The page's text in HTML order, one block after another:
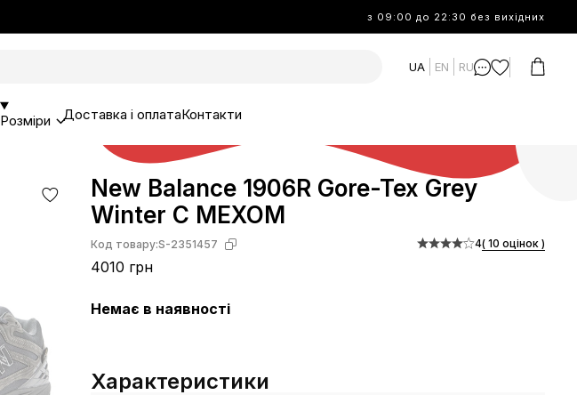
з 09:00 до 22:30 без вихідних
UA EN RU
Розміри Доставка і оплатаКонтакти
New Balance 1906R Gore-Tex Grey
Winter С МЕХОМ
Код товару:S-2351457
4010 грн
4( 10 оцінок )
Немає в наявності
Характеристики